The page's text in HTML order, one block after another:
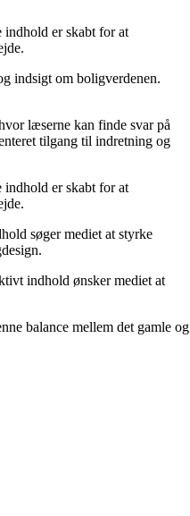
er skabt for at
indsigt om boligverdenen.
læserne kan finde svar på
tilgang til indretning og
er skabt for at
søger mediet at styrke
indhold ønsker mediet at
balance mellem det gamle og